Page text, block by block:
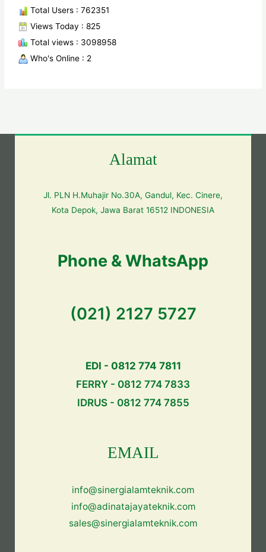
Total Users : 762351
Views Today : 825
Total views : 3098958
Who's Online : 2
Alamat
Jl. PLN H.Muhajir No.30A, Gandul, Kec. Cinere,
Kota Depok, Jawa Barat 16512 INDONESIA
Phone & WhatsApp
(021) 2127 5727
EDI - 0812 774 7811
FERRY - 0812 774 7833
IDRUS - 0812 774 7855
EMAIL
info@sinergialamteknik.com
info@adinatajayateknik.com
sales@sinergialamteknik.com